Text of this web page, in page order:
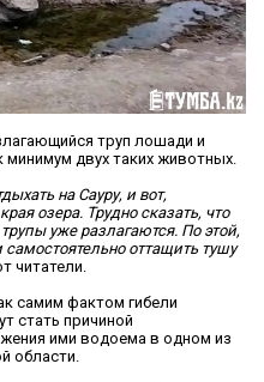
труп лошади и
двух таких животных.
на Сауру, и вот,
озера. Трудно сказать, что
уже разлагаются. По этой,
оттащить тушу
читатели.
самим фактом гибели
стать причиной
ими водоема в одном из
области.